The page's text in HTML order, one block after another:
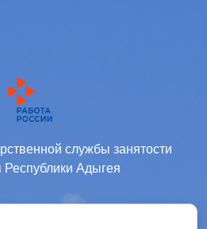
службы занятости
Республики Адыгея